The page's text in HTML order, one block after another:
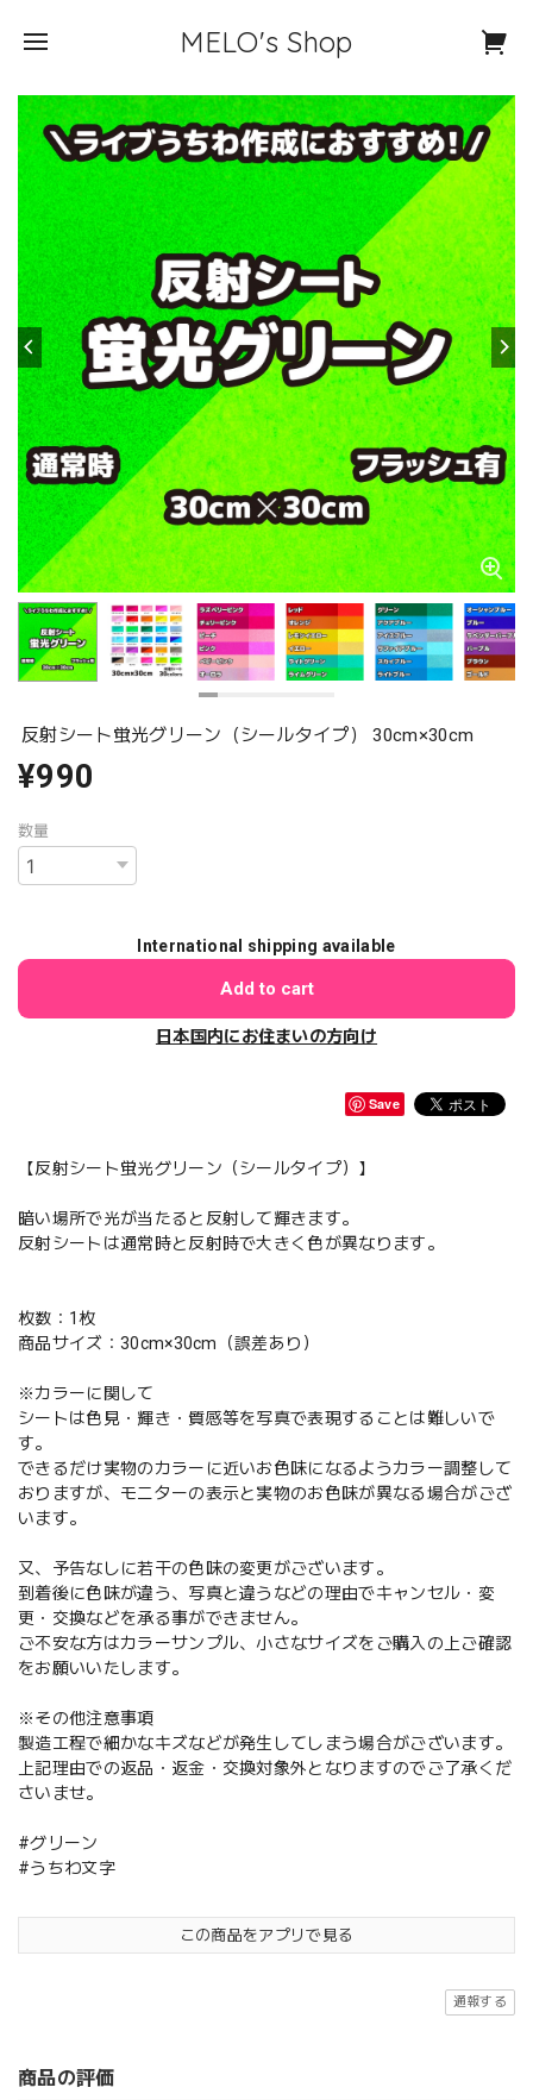
MELO's Shop
反射シート蛍光グリーン（シールタイプ） 30cm×30cm
¥990
数量
International shipping available
Add to cart
日本国内にお住まいの方向け
Save
【反射シート蛍光グリーン（シールタイプ）】
暗い場所で光が当たると反射して輝きます。
反射シートは通常時と反射時で大きく色が異なります。
枚数：1枚
商品サイズ：30cm×30cm（誤差あり）
※カラーに関して
シートは色見・輝き・質感等を写真で表現することは難しいで
す。
できるだけ実物のカラーに近いお色味になるようカラー調整して
おりますが、モニターの表示と実物のお色味が異なる場合がござ
います。
又、予告なしに若干の色味の変更がございます。
到着後に色味が違う、写真と違うなどの理由でキャンセル・変
更・交換などを承る事ができません。
ご不安な方はカラーサンプル、小さなサイズをご購入の上ご確認
をお願いいたします。
※その他注意事項
製造工程で細かなキズなどが発生してしまう場合がございます。
上記理由での返品・返金・交換対象外となりますのでご了承くだ
さいませ。
#グリーン
#うちわ文字
この商品をアプリで見る
通報する
商品の評価